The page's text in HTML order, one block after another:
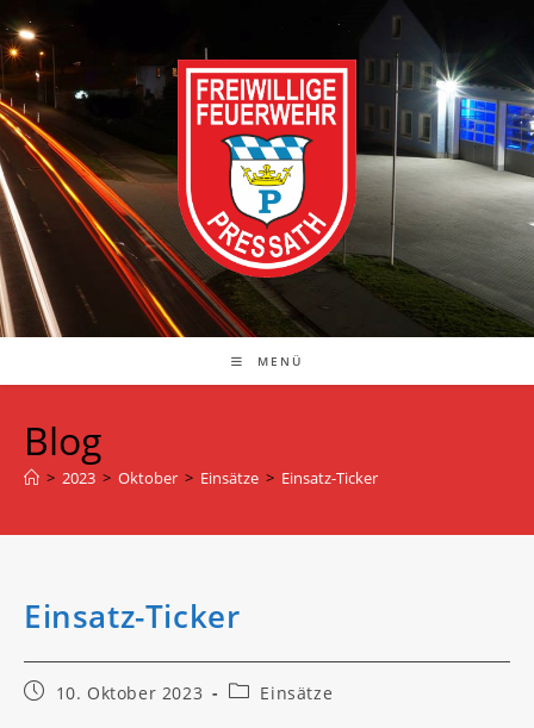
Zum
Inhalt
springen
MENÜ
Blog
> 2023 > Oktober > Einsätze > Einsatz-Ticker
Einsatz-Ticker
Beitrag10. Oktober 2023
Beitrags-
Einsätze